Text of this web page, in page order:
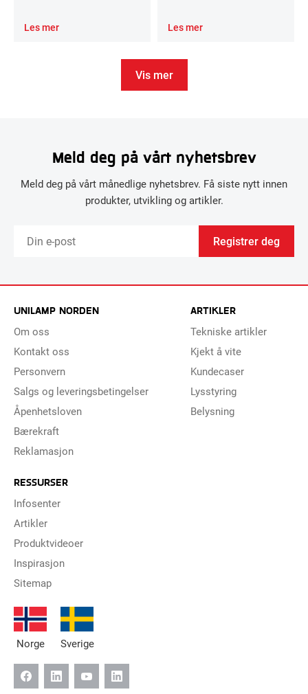
Les mer Les mer
Vis mer
Meld deg på vårt nyhetsbrev
Meld deg på vårt månedlige nyhetsbrev. Få siste nytt innen
produkter, utvikling og artikler.
Registrer deg
UNILAMP NORDEN
Om oss
Kontakt oss
Personvern
Salgs og leveringsbetingelser
Åpenhetsloven
Bærekraft
Reklamasjon
ARTIKLER
Tekniske artikler
Kjekt å vite
Kundecaser
Lysstyring
Belysning
RESSURSER
Infosenter
Artikler
Produktvideoer
Inspirasjon
Sitemap
Norge Sverige